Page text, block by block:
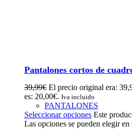
Pantalones cortos de
39,99€ El precio original era:
es: 20,00€. Iva incluido
PANTALONES
Seleccionar opciones Este
Las opciones se pueden elegir